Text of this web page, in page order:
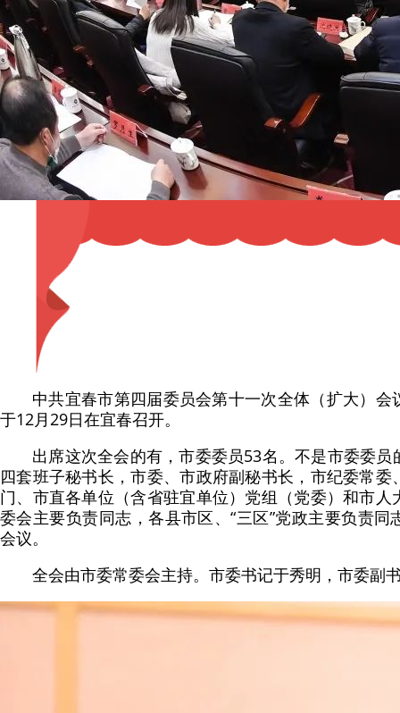
中共宜春市第四届委员会第十一次全体（扩大）会
于12月29日在宜春召开。
出席这次全会的有，市委委员53名。不是市委委
四套班子秘书长，市委、市政府副秘书长，市纪委常
门、市直各单位（含省驻宜单位）党组（党委）和市人
委会主要负责同志，各县市区、“三区”党政主要负责
会议。
全会由市委常委会主持。市委书记于秀明，市委副